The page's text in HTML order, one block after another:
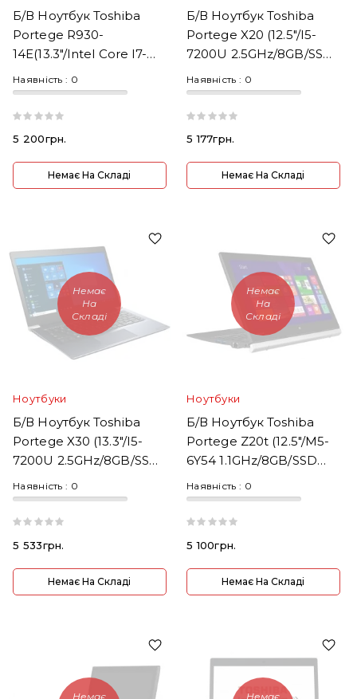
Б/В Ноутбук Toshiba
Portege R930-
14E(13.3"/Intel Core I7-
4600U 2.1GHz/RAM
8GB/SSD240GB)
Наявність : 0
5 200грн.
Немає На Складі
Б/В Ноутбук Toshiba
Portege X20 (12.5"/i5-
7200U 2.5GHz/8GB/SSD
240GB)
Наявність : 0
5 177грн.
Немає На Складі
Немає
На
Складі
Ноутбуки
Б/В Ноутбук Toshiba
Portege X30 (13.3"/i5-
7200U 2.5GHz/8GB/SSD
240GB)
Наявність : 0
5 533грн.
Немає На Складі
Немає
На
Складі
Ноутбуки
Б/В Ноутбук Toshiba
Portege Z20t (12.5"/m5-
6Y54 1.1GHz/8GB/SSD
240GB)
Наявність : 0
5 100грн.
Немає На Складі
Немає Немає